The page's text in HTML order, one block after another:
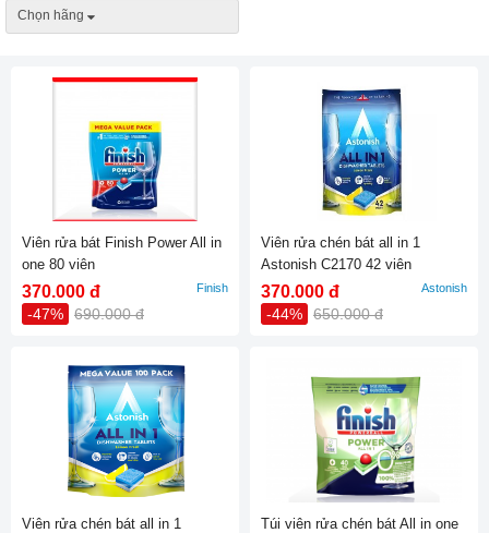
Chọn hãng
Viên rửa bát Finish Power All in
one 80 viên
370.000 đ
-47% 690.000 đ
Finish
Viên rửa chén bát all in 1
Astonish C2170 42 viên
370.000 đ
-44% 650.000 đ
Astonish
Viên rửa chén bát all in 1
Túi viên rửa chén bát All in one